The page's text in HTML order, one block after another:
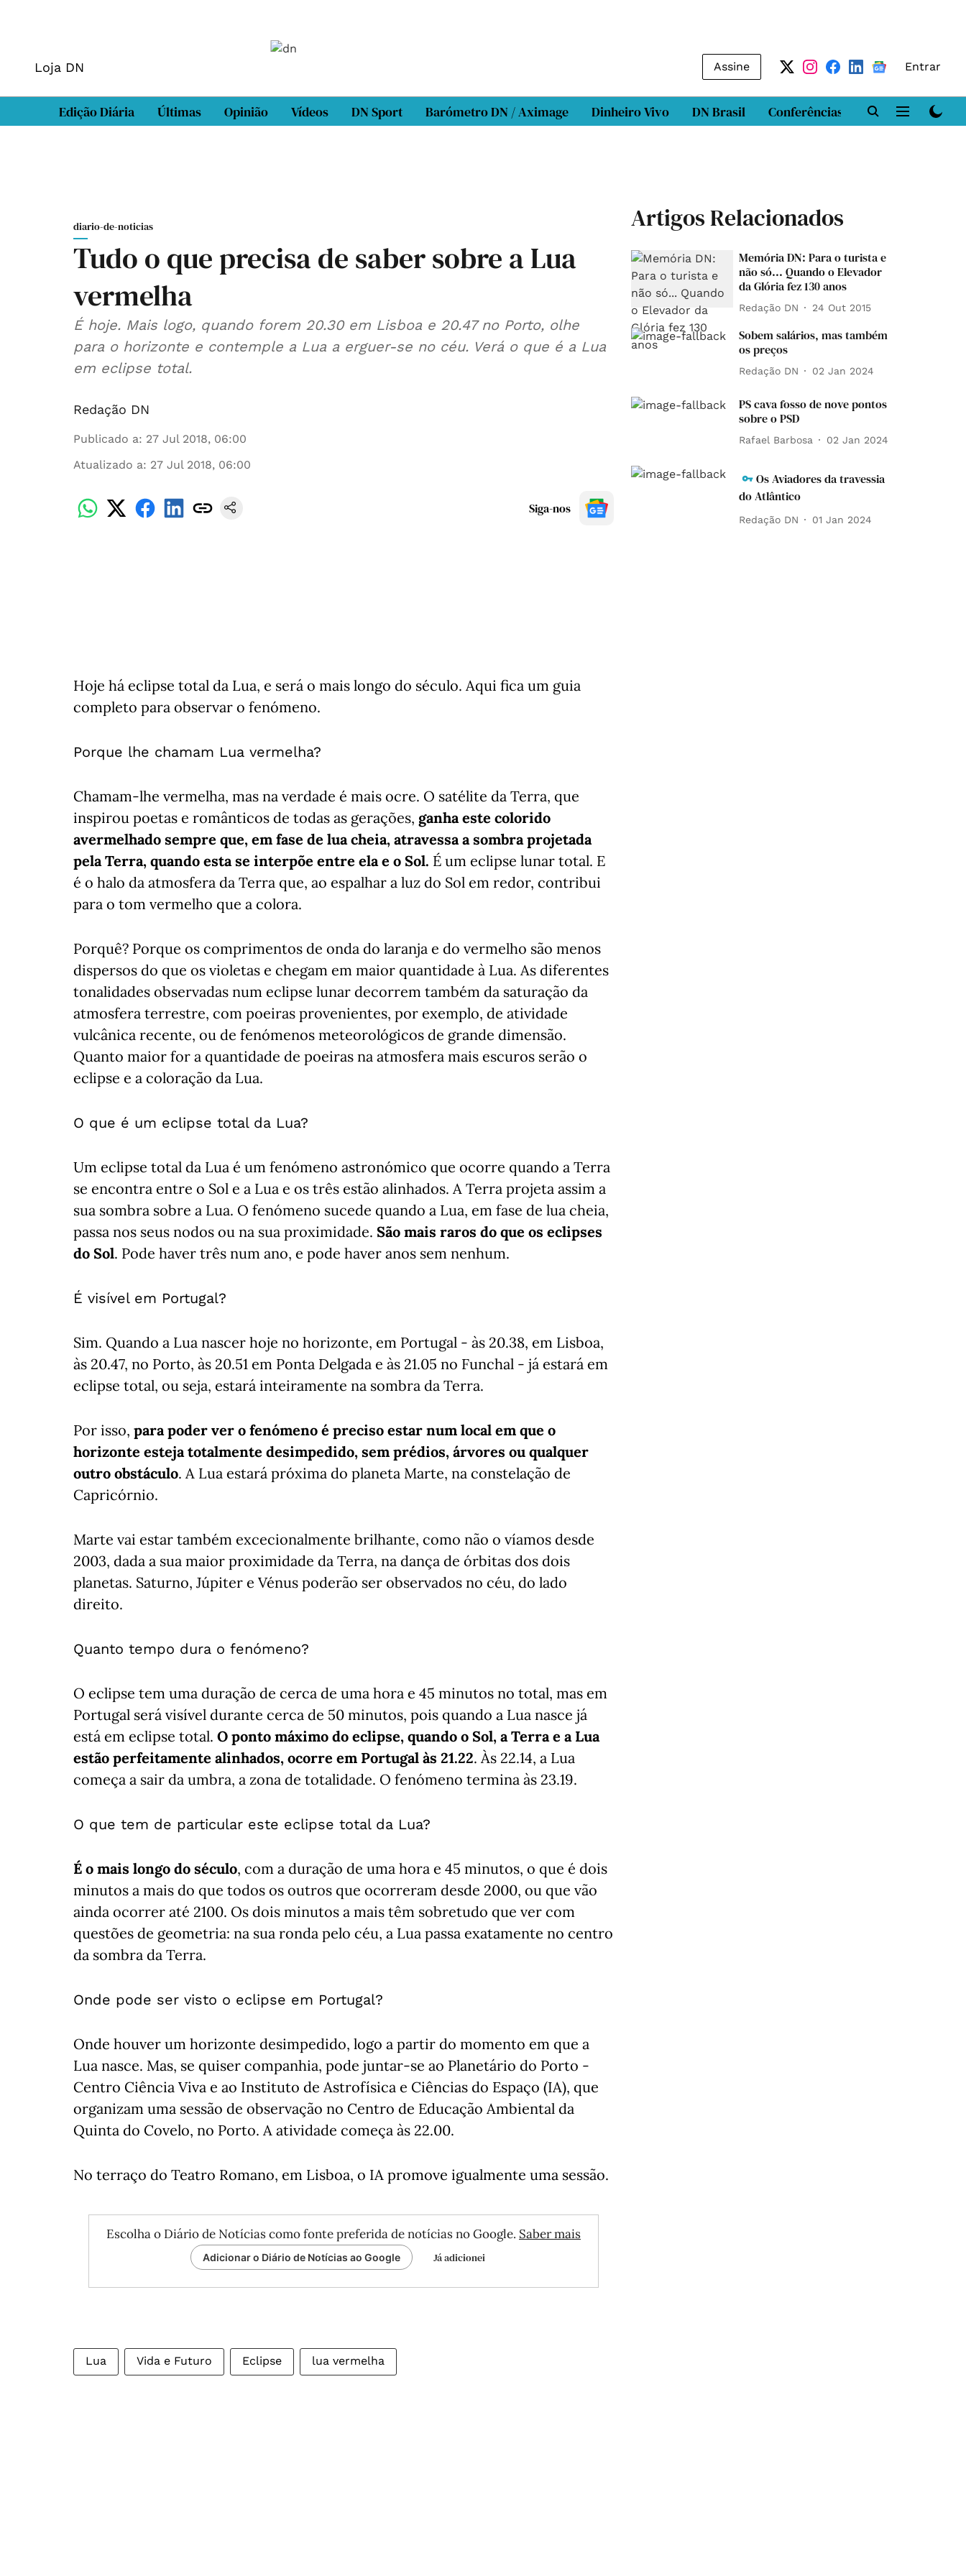
Loja DN Assine Entrar
Edição Diária Últimas Opinião Vídeos DN Sport Barómetro DN / Aximage Dinheiro Vivo DN Brasil Conferências DN LAB
diario-de-noticias
Tudo o que precisa de saber sobre a Lua
vermelha
É hoje. Mais logo, quando forem 20.30 em Lisboa e 20.47 no Porto, olhe
para o horizonte e contemple a Lua a erguer-se no céu. Verá o que é a Lua
em eclipse total.
Redação DN
Publicado a: 27 Jul 2018, 06:00
Atualizado a: 27 Jul 2018, 06:00
Siga-nos
Hoje há eclipse total da Lua, e será o mais longo do século. Aqui fica um guia
completo para observar o fenómeno.
Porque lhe chamam Lua vermelha?
Chamam-lhe vermelha, mas na verdade é mais ocre. O satélite da Terra, que
inspirou poetas e românticos de todas as gerações, ganha este colorido
avermelhado sempre que, em fase de lua cheia, atravessa a sombra projetada
pela Terra, quando esta se interpõe entre ela e o Sol. É um eclipse lunar total. E
é o halo da atmosfera da Terra que, ao espalhar a luz do Sol em redor, contribui
para o tom vermelho que a colora.
Porquê? Porque os comprimentos de onda do laranja e do vermelho são menos
dispersos do que os violetas e chegam em maior quantidade à Lua. As diferentes
tonalidades observadas num eclipse lunar decorrem também da saturação da
atmosfera terrestre, com poeiras provenientes, por exemplo, de atividade
vulcânica recente, ou de fenómenos meteorológicos de grande dimensão.
Quanto maior for a quantidade de poeiras na atmosfera mais escuros serão o
eclipse e a coloração da Lua.
O que é um eclipse total da Lua?
Um eclipse total da Lua é um fenómeno astronómico que ocorre quando a Terra
se encontra entre o Sol e a Lua e os três estão alinhados. A Terra projeta assim a
sua sombra sobre a Lua. O fenómeno sucede quando a Lua, em fase de lua cheia,
passa nos seus nodos ou na sua proximidade. São mais raros do que os eclipses
do Sol. Pode haver três num ano, e pode haver anos sem nenhum.
É visível em Portugal?
Sim. Quando a Lua nascer hoje no horizonte, em Portugal - às 20.38, em Lisboa,
às 20.47, no Porto, às 20.51 em Ponta Delgada e às 21.05 no Funchal - já estará em
eclipse total, ou seja, estará inteiramente na sombra da Terra.
Por isso, para poder ver o fenómeno é preciso estar num local em que o
horizonte esteja totalmente desimpedido, sem prédios, árvores ou qualquer
outro obstáculo. A Lua estará próxima do planeta Marte, na constelação de
Capricórnio.
Marte vai estar também excecionalmente brilhante, como não o víamos desde
2003, dada a sua maior proximidade da Terra, na dança de órbitas dos dois
planetas. Saturno, Júpiter e Vénus poderão ser observados no céu, do lado
direito.
Quanto tempo dura o fenómeno?
O eclipse tem uma duração de cerca de uma hora e 45 minutos no total, mas em
Portugal será visível durante cerca de 50 minutos, pois quando a Lua nasce já
está em eclipse total. O ponto máximo do eclipse, quando o Sol, a Terra e a Lua
estão perfeitamente alinhados, ocorre em Portugal às 21.22. Às 22.14, a Lua
começa a sair da umbra, a zona de totalidade. O fenómeno termina às 23.19.
O que tem de particular este eclipse total da Lua?
É o mais longo do século, com a duração de uma hora e 45 minutos, o que é dois
minutos a mais do que todos os outros que ocorreram desde 2000, ou que vão
ainda ocorrer até 2100. Os dois minutos a mais têm sobretudo que ver com
questões de geometria: na sua ronda pelo céu, a Lua passa exatamente no centro
da sombra da Terra.
Onde pode ser visto o eclipse em Portugal?
Onde houver um horizonte desimpedido, logo a partir do momento em que a
Lua nasce. Mas, se quiser companhia, pode juntar-se ao Planetário do Porto -
Centro Ciência Viva e ao Instituto de Astrofísica e Ciências do Espaço (IA), que
organizam uma sessão de observação no Centro de Educação Ambiental da
Quinta do Covelo, no Porto. A atividade começa às 22.00.
No terraço do Teatro Romano, em Lisboa, o IA promove igualmente uma sessão.
Escolha o Diário de Notícias como fonte preferida de notícias no Google. Saber mais
Adicionar o Diário de Notícias ao Google Já adicionei
Lua Vida e Futuro Eclipse lua vermelha
Artigos Relacionados
Memória DN: Para o turista e
não só... Quando o Elevador
da Glória fez 130 anos
Redação DN 24 Out 2015
Sobem salários, mas também
os preços
Redação DN 02 Jan 2024
PS cava fosso de nove pontos
sobre o PSD
Rafael Barbosa 02 Jan 2024
Os Aviadores da travessia
do Atlântico
Redação DN 01 Jan 2024